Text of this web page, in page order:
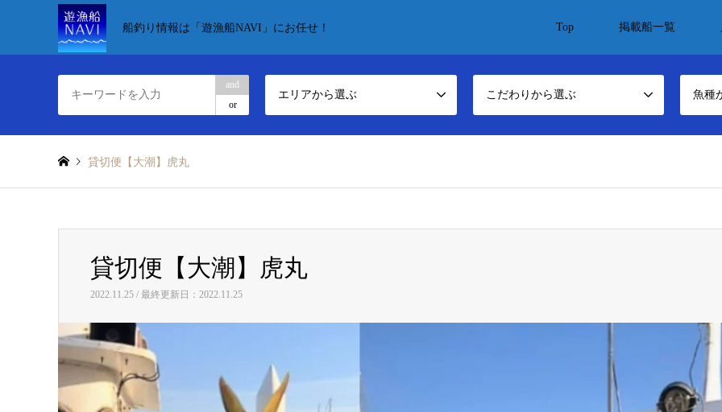
船釣り情報は「遊漁船NAVI」にお任せ！ Top 掲載船一覧
and
or
エリアから選ぶ こだわりから選ぶ 魚種
貸切便【大潮】虎丸
貸切便【大潮】虎丸
2022.11.25 / 最終更新日：2022.11.25